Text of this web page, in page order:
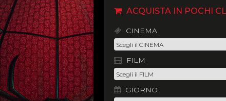
ACQUISTA IN POCHI
CINEMA
FILM
GIORNO